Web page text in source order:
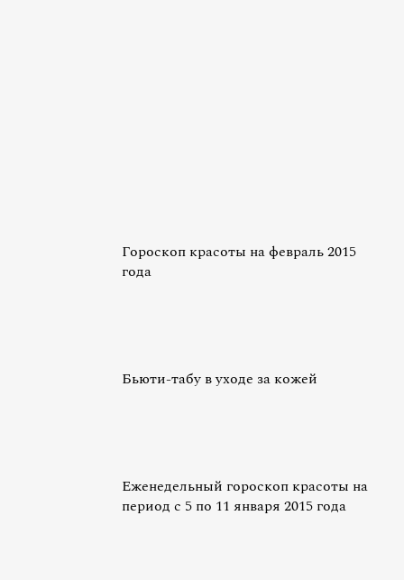
Гороскоп красоты на февраль 2015
года
Бьюти-табу в уходе за кожей
Еженедельный гороскоп красоты на
период с 5 по 11 января 2015 года